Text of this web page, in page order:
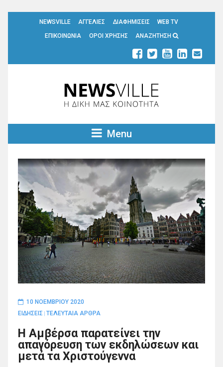
NEWSVILLE ΑΓΓΕΛΙΕΣ ΔΙΑΦΗΜΙΣΕΙΣ
WEB TV
ΕΠΙΚΟΙΝΩΝΙΑ
ΟΡΟΙ ΧΡΗΣΗΣ ΑΝΑΖΗΤΗΣΗ
Menu
10 ΝΟΕΜΒΡΊΟΥ 2020
ΕΙΔΗΣΕΙΣ ΤΕΛΕΥΤΑΙΑ ΑΡΘΡΑ
Η Αμβέρσα παρατείνει την
απαγόρευση των εκδηλώσεων και
μετά τα Χριστούγεννα